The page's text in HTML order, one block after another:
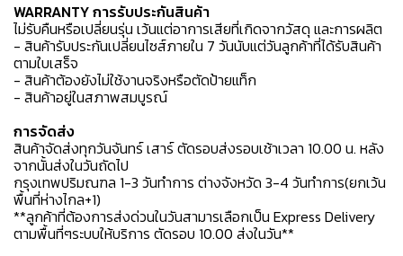
WARRANTY การรับประกันสินค้า
ไม่รับคืนหรือเปลี่ยนรุ่น เว้นแต่อาการเสียที่เกิดจากวัสดุ และการผลิต
- สินค้ารับประกันเปลี่ยนไซส์ภายใน 7 วันนับแต่วันลูกค้าที่ได้รับสินค้า
ตามใบเสร็จ
- สินค้าต้องยังไม่ใช้งานจริงหรือตัดป้ายแท็ก
- สินค้าอยู่ในสภาพสมบูรณ์
การจัดส่ง
สินค้าจัดส่งทุกวันจันทร์ เสาร์ ตัดรอบส่งรอบเช้าเวลา 10.00 น. หลัง
จากนั้นส่งในวันถัดไป
กรุงเทพปริมณฑล 1-3 วันทำการ ต่างจังหวัด 3-4 วันทำการ(ยกเว้น
พื้นที่ห่างไกล+1)
**ลูกค้าที่ต้องการส่งด่วนในวันสามารเลือกเป็น Express Delivery
ตามพื้นที่ๆระบบให้บริการ ตัดรอบ 10.00 ส่งในวัน**